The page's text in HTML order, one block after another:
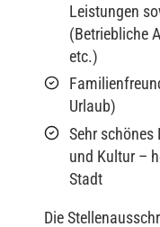
Leistungen
(Betriebliche
etc.)
Urlaub)
Sehr
und Kultur –
Stadt
Die